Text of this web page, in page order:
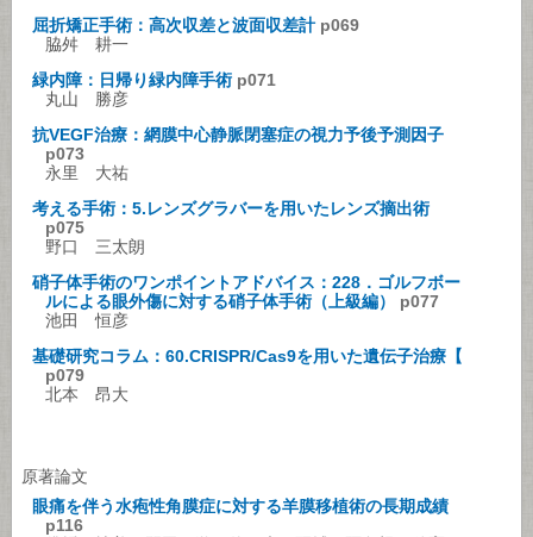
屈折矯正手術：高次収差と波面収差計 p069
脇舛 耕一
緑内障：日帰り緑内障手術 p071
丸山 勝彦
抗VEGF治療：網膜中心静脈閉塞症の視力予後予測因子
p073
永里 大祐
考える手術：5.レンズグラバーを用いたレンズ摘出術
p075
野口 三太朗
硝子体手術のワンポイントアドバイス：228．ゴルフボー
ルによる眼外傷に対する硝子体手術（上級編）
p077
池田 恒彦
基礎研究コラム：60.CRISPR/Cas9を用いた遺伝子治療【
p079
北本 昂大
原著論文
眼痛を伴う水疱性角膜症に対する羊膜移植術の長期成績
p116